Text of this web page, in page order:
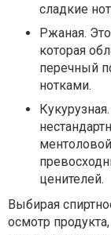
сладкие
Ржаная.
которая
перечный
нотками.
ценителей.
Выбирая
осмотр